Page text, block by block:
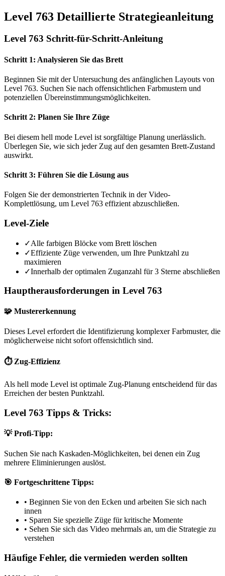
Level 763 Detaillierte Strategieanleitung
Level 763 Schritt-für-Schritt-Anleitung
Schritt 1: Analysieren Sie das Brett
Beginnen Sie mit der Untersuchung des anfänglichen Layouts von
Level 763. Suchen Sie nach offensichtlichen Farbmustern und
potenziellen Übereinstimmungsmöglichkeiten.
Schritt 2: Planen Sie Ihre Züge
Bei diesem hell mode Level ist sorgfältige Planung unerlässlich.
Überlegen Sie, wie sich jeder Zug auf den gesamten Brett-Zustand
auswirkt.
Schritt 3: Führen Sie die Lösung aus
Folgen Sie der demonstrierten Technik in der Video-
Komplettlösung, um Level 763 effizient abzuschließen.
Level-Ziele
✓Alle farbigen Blöcke vom Brett löschen
✓Effiziente Züge verwenden, um Ihre Punktzahl zu
maximieren
✓Innerhalb der optimalen Zuganzahl für 3 Sterne abschließen
Hauptherausforderungen in Level 763
🧩 Mustererkennung
Dieses Level erfordert die Identifizierung komplexer Farbmuster, die
möglicherweise nicht sofort offensichtlich sind.
⏱️ Zug-Effizienz
Als hell mode Level ist optimale Zug-Planung entscheidend für das
Erreichen der besten Punktzahl.
Level 763 Tipps & Tricks:
💡 Profi-Tipp:
Suchen Sie nach Kaskaden-Möglichkeiten, bei denen ein Zug
mehrere Eliminierungen auslöst.
🎯 Fortgeschrittene Tipps:
• Beginnen Sie von den Ecken und arbeiten Sie sich nach
innen
• Sparen Sie spezielle Züge für kritische Momente
• Sehen Sie sich das Video mehrmals an, um die Strategie zu
verstehen
Häufige Fehler, die vermieden werden sollten